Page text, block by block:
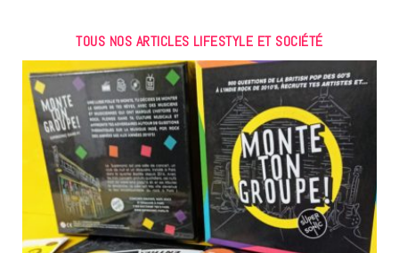
TOUS NOS ARTICLES LIFESTYLE ET SOCIÉTÉ